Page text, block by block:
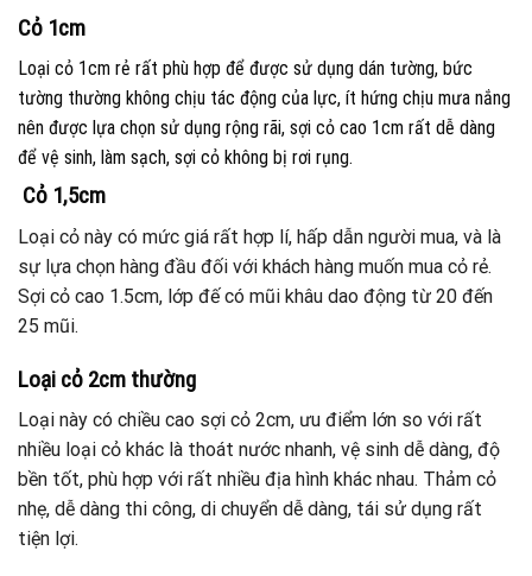
Cỏ 1cm
Loại cỏ 1cm rẻ rất phù hợp để được sử dụng dán tường, bức
tường thường không chịu tác động của lực, ít hứng chịu mưa nắng
nên được lựa chọn sử dụng rộng rãi, sợi cỏ cao 1cm rất dễ dàng
để vệ sinh, làm sạch, sợi cỏ không bị rơi rụng.
Cỏ 1,5cm
Loại cỏ này có mức giá rất hợp lí, hấp dẫn người mua, và là
sự lựa chọn hàng đầu đối với khách hàng muốn mua cỏ rẻ.
Sợi cỏ cao 1.5cm, lớp đế có mũi khâu dao động từ 20 đến
25 mũi.
Loại cỏ 2cm thường
Loại này có chiều cao sợi cỏ 2cm, ưu điểm lớn so với rất
nhiều loại cỏ khác là thoát nước nhanh, vệ sinh dễ dàng, độ
bền tốt, phù hợp với rất nhiều địa hình khác nhau. Thảm cỏ
nhẹ, dễ dàng thi công, di chuyển dễ dàng, tái sử dụng rất
tiện lợi.